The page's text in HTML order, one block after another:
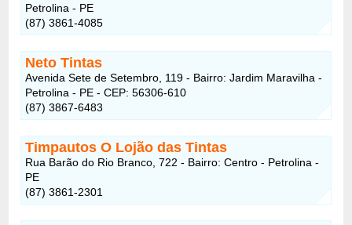
Petrolina - PE
(87) 3861-4085
Neto Tintas
Avenida Sete de Setembro, 119 - Bairro: Jardim Maravilha -
Petrolina - PE - CEP: 56306-610
(87) 3867-6483
Timpautos O Lojão das Tintas
Rua Barão do Rio Branco, 722 - Bairro: Centro - Petrolina -
PE
(87) 3861-2301